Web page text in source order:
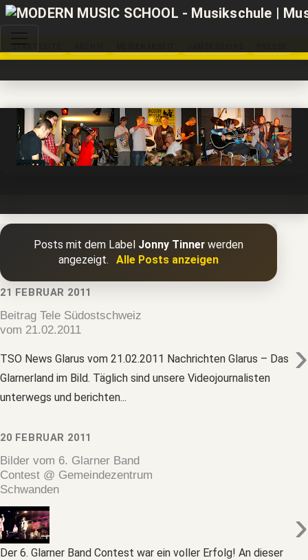
STARTSEITE
Posts mit dem Label Jonny Tinner werden
angezeigt.
Alle Posts anzeigen
21 FEBRUAR 2011
Beitrag Tele Südostschweiz
vom 21.02.2011
›
TSO News Glarus vom 21.02.2011 Nachrichten Glarus – Das
Glarnerland im Bild. Täglich sind unsere Videojournalisten
unterwegs und berichten...
20 FEBRUAR 2011
Bilder vom 6. Glarner Band
Contest @ Gemeindezentrum
Schwanden
›
Der 6. Glarner Band Contest war ein voller Erfolg! An dieser